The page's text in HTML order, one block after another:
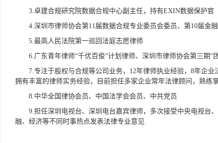
3.卓建合规研究院数据合规中心副主任，持有EXIN数据保护官
4.深圳市律师协会第11届数据合规专业委员会委员、第10届金
5.最高人民法院第一巡回法庭志愿律师
6.广东青年律师“千优百俊”计划律师、深圳市律师协会第三期“
7.专注于股权与合规等公司业务，12年律师执业经验，8年企
拥有丰富的律师实务经验，目前担任多家企业常年法律顾问，熟练
8.中华全国律协会员、中国法学会会员、中共党员
9.担任深圳电视台、深圳电台嘉宾律师，多次接受中央电视台
融、经济等不同时事热点发表法律专业意见